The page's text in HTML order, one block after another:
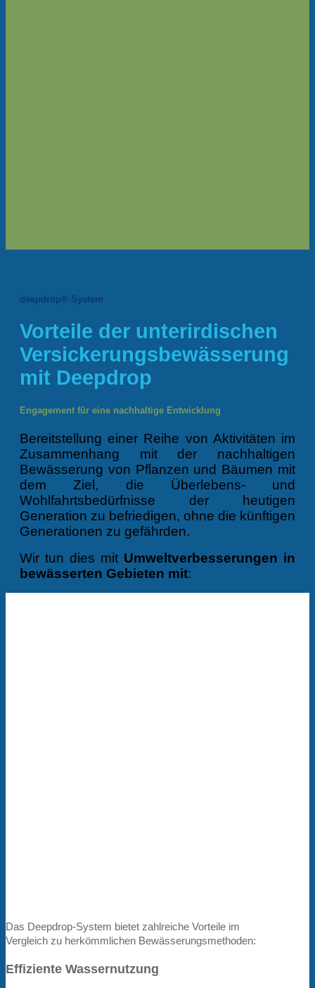
deepdrop®-System
Vorteile der unterirdischen
Versickerungsbewässerung
mit Deepdrop
Engagement für eine nachhaltige Entwicklung
Bereitstellung einer Reihe von Aktivitäten im
Zusammenhang mit der nachhaltigen
Bewässerung von Pflanzen und Bäumen mit
dem Ziel, die Überlebens- und
Wohlfahrtsbedürfnisse der heutigen
Generation zu befriedigen, ohne die künftigen
Generationen zu gefährden.
Wir tun dies mit Umweltverbesserungen in
bewässerten Gebieten mit:
Das Deepdrop-System bietet zahlreiche Vorteile im
Vergleich zu herkömmlichen Bewässerungsmethoden:
Effiziente Wassernutzung